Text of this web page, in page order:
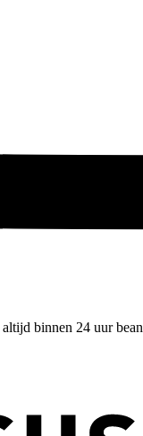
binnen 24 uur